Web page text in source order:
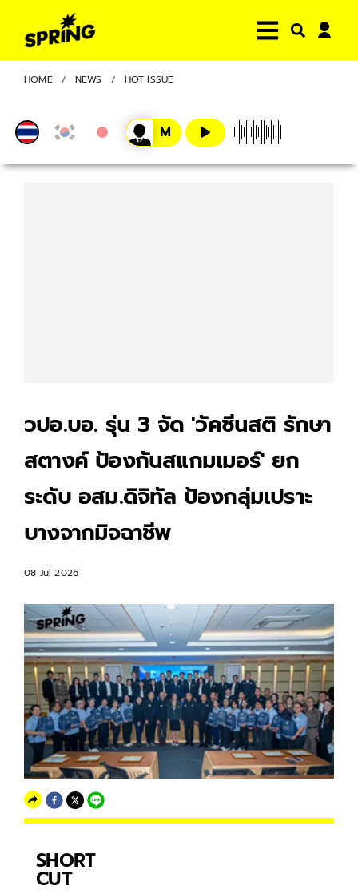
HOME NEWS HOT ISSUE
วปอ.บอ. รุ่น 3 จัด 'วัคซีนสติ รักษา
สตางค์ ป้องกันสแกมเมอร์' ยก
ระดับ อสม.ดิจิทัล ป้องกลุ่มเปราะ
บางจากมิจฉาชีพ
08 Jul 2026
SHORT
CUT